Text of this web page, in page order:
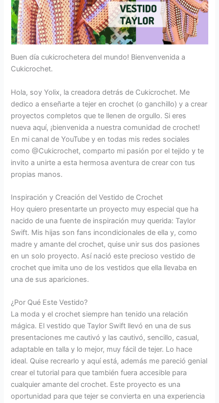
Buen día cukicrochetera del mundo! Bienvenvenida a
Cukicrochet.
Hola, soy Yolix, la creadora detrás de Cukicrochet. Me
dedico a enseñarte a tejer en crochet (o ganchillo) y a crear
proyectos completos que te llenen de orgullo. Si eres
nueva aquí, ¡bienvenida a nuestra comunidad de crochet!
En mi canal de YouTube y en todas mis redes sociales
como @Cukicrochet, comparto mi pasión por el tejido y te
invito a unirte a esta hermosa aventura de crear con tus
propias manos.
Inspiración y Creación del Vestido de Crochet
Hoy quiero presentarte un proyecto muy especial que ha
nacido de una fuente de inspiración muy querida: Taylor
Swift. Mis hijas son fans incondicionales de ella y, como
madre y amante del crochet, quise unir sus dos pasiones
en un solo proyecto. Así nació este precioso vestido de
crochet que imita uno de los vestidos que ella llevaba en
una de sus apariciones.
¿Por Qué Este Vestido?
La moda y el crochet siempre han tenido una relación
mágica. El vestido que Taylor Swift llevó en una de sus
presentaciones me cautivó y las cautivó, sencillo, casual,
adaptable en talla y lo mejor, muy fácil de tejer. Lo hace
ideal. Quise recrearlo y aquí está, además me pareció genial
crear el tutorial para que también fuera accesible para
cualquier amante del crochet. Este proyecto es una
oportunidad para que tejer se convierta en una experiencia